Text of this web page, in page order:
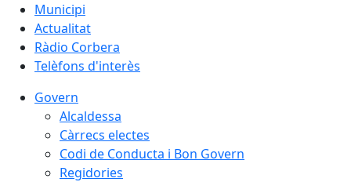
Municipi
Actualitat
Ràdio Corbera
Telèfons d'interès
Govern
Alcaldessa
Càrrecs electes
Codi de Conducta i Bon Govern
Regidories